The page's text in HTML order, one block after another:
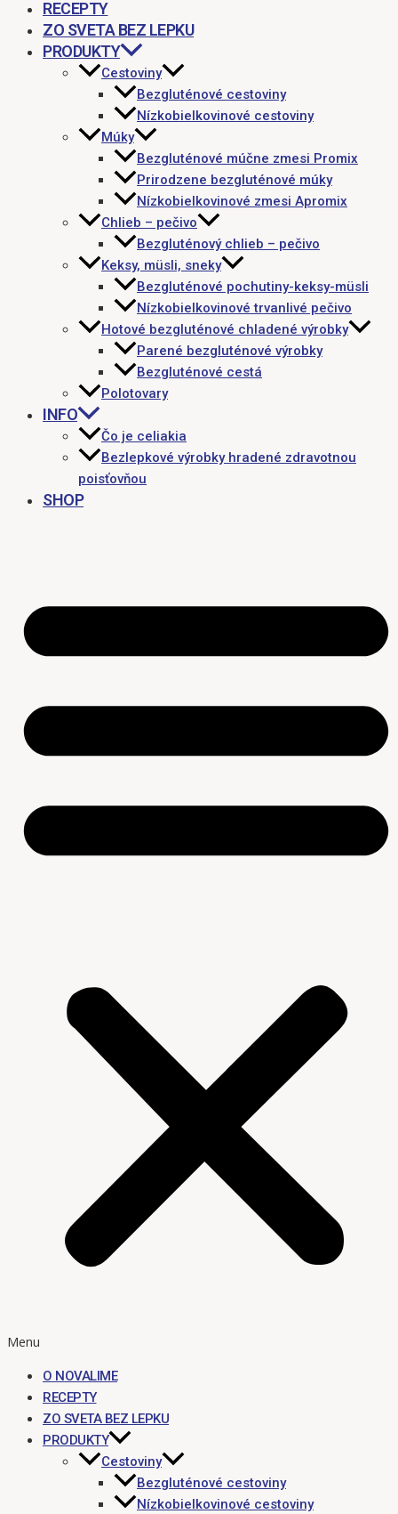
RECEPTY
ZO SVETA BEZ LEPKU
PRODUKTY
Cestoviny
Bezgluténové cestoviny
Nízkobielkovinové cestoviny
Múky
Bezgluténové múčne zmesi Promix
Prirodzene bezgluténové múky
Nízkobielkovinové zmesi Apromix
Chlieb – pečivo
Bezgluténový chlieb – pečivo
Keksy, müsli, sneky
Bezgluténové pochutiny-keksy-müsli
Nízkobielkovinové trvanlivé pečivo
Hotové bezgluténové chladené výrobky
Parené bezgluténové výrobky
Bezgluténové cestá
Polotovary
INFO
Čo je celiakia
Bezlepkové výrobky hradené zdravotnou
poisťovňou
SHOP
Menu
O NOVALIME
RECEPTY
ZO SVETA BEZ LEPKU
PRODUKTY
Cestoviny
Bezgluténové cestoviny
Nízkobielkovinové cestoviny